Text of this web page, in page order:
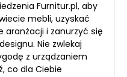
Furnitur.pl, aby
mebli, uzyskać
i zanurzyć się
Nie zwlekaj
z urządzaniem
co dla Ciebie